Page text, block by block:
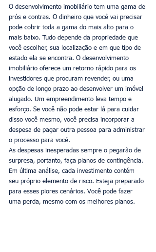
O desenvolvimento imobiliário tem uma gama de
prós e contras. O dinheiro que você vai precisar
pode cobrir toda a gama do mais alto para o
mais baixo. Tudo depende da propriedade que
você escolher, sua localização e em que tipo de
estado ela se encontra. O desenvolvimento
imobiliário oferece um retorno rápido para os
investidores que procuram revender, ou uma
opção de longo prazo ao desenvolver um imóvel
alugado. Um empreendimento leva tempo e
esforço. Se você não pode estar lá para cuidar
disso você mesmo, você precisa incorporar a
despesa de pagar outra pessoa para administrar
o processo para você.
As despesas inesperadas sempre o pegarão de
surpresa, portanto, faça planos de contingência.
Em última análise, cada investimento contém
seu próprio elemento de risco. Esteja preparado
para esses piores cenários. Você pode fazer
uma perda, mesmo com os melhores planos.